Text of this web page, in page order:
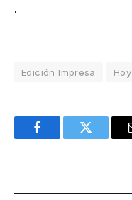
.
Edición Impresa Hoy
FacebookTwitter